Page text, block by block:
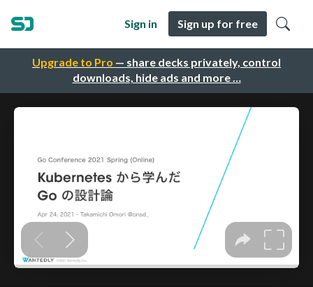
Upgrade to Pro — share decks privately, control
downloads, hide ads and more …
Sign in Sign up for free